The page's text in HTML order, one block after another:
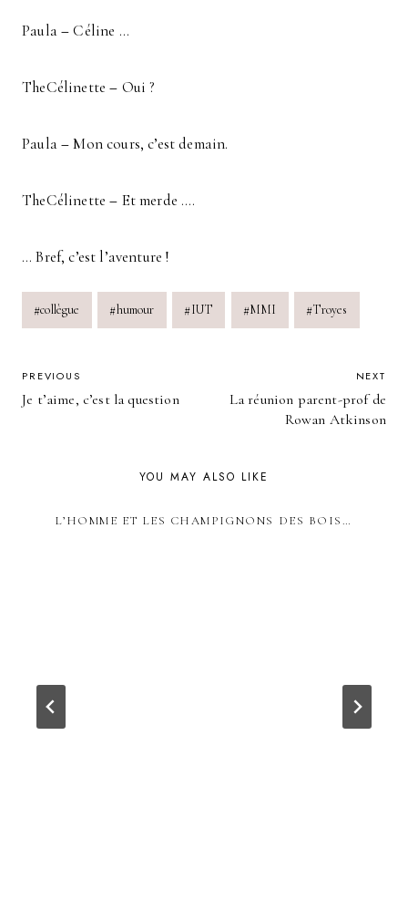
Paula–Céline …
TheCélinette– Oui ?
Paula–Mon cours, c’est demain.
TheCélinette– Et merde ….
… Bref, c’est l’aventure !
Post
Tags:
#collègue #humour #IUT #MMI #Troyes
POST
PREVIOUS
Je t’aime, c’est la question
NEXT
La réunion parent-prof de
Rowan Atkinson
YOU MAY ALSO LIKE
L’HOMME ET LES CHAMPIGNONS DES BOIS…